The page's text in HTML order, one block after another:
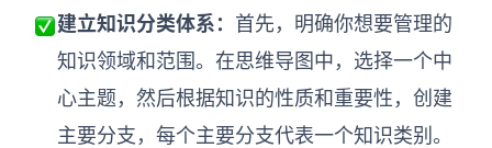
建立知识分类体系： 首先，明确你想要管理的
知识领域和范围。在思维导图中，选择一个中
心主题，然后根据知识的性质和重要性，创建
主要分支，每个主要分支代表一个知识类别。